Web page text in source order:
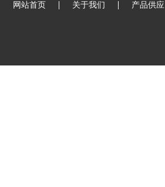
网站首页 关于我们 产品供应